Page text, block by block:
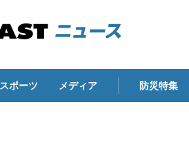
スポーツ メディア 防災特集